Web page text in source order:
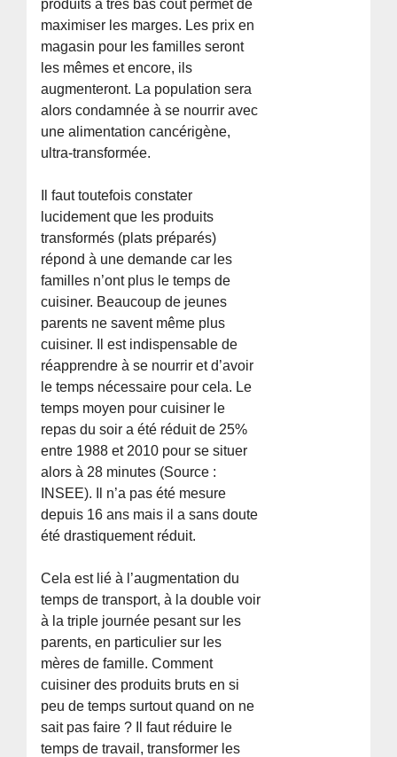
produits à très bas coût permet de
maximiser les marges. Les prix en
magasin pour les familles seront
les mêmes et encore, ils
augmenteront. La population sera
alors condamnée à se nourrir avec
une alimentation cancérigène,
ultra-transformée.
Il faut toutefois constater
lucidement que les produits
transformés (plats préparés)
répond à une demande car les
familles n’ont plus le temps de
cuisiner. Beaucoup de jeunes
parents ne savent même plus
cuisiner. Il est indispensable de
réapprendre à se nourrir et d’avoir
le temps nécessaire pour cela. Le
temps moyen pour cuisiner le
repas du soir a été réduit de 25%
entre 1988 et 2010 pour se situer
alors à 28 minutes (Source :
INSEE). Il n’a pas été mesure
depuis 16 ans mais il a sans doute
été drastiquement réduit.
Cela est lié à l’augmentation du
temps de transport, à la double voir
à la triple journée pesant sur les
parents, en particulier sur les
mères de famille. Comment
cuisiner des produits bruts en si
peu de temps surtout quand on ne
sait pas faire ? Il faut réduire le
temps de travail, transformer les